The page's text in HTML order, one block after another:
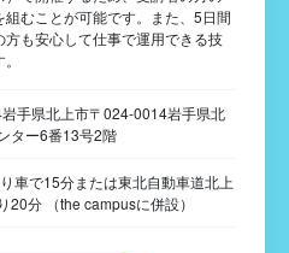
むことが可能です。また、5日間
も安心して仕事で運用できる技
手県北上市〒024-0014岩手県北
ター6番13号2階
車で15分または東北自動車道北上
20分 （the campusに併設）